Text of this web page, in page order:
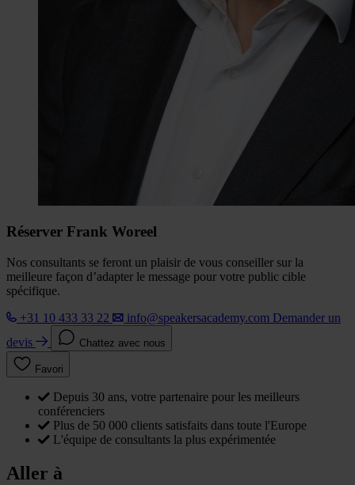
Réserver Frank Woreel
Nos consultants se feront un plaisir de vous conseiller sur la
meilleure façon d’adapter le message pour votre public cible
spécifique.
+31 10 433 33 22
info@speakersacademy.com Demander un
devis
Chattez avec nous
Favori
Depuis 30 ans, votre partenaire pour les meilleurs
conférenciers
Plus de 50 000 clients satisfaits dans toute l'Europe
L'équipe de consultants la plus expérimentée
Aller à